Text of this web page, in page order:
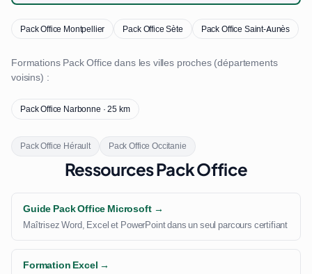
Pack Office Montpellier Pack Office Sète Pack Office Saint-Aunès
Formations Pack Office dans les villes proches (départements
voisins) :
Pack Office Narbonne · 25 km
Pack Office Hérault Pack Office Occitanie
Ressources Pack Office
Guide Pack Office Microsoft →
Maîtrisez Word, Excel et PowerPoint dans un seul parcours certifiant
Formation Excel →